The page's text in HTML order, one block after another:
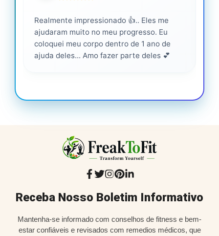
Realmente impressionado 👍.. Eles me
ajudaram muito no meu progresso. Eu
coloquei meu corpo dentro de 1 ano de
ajuda deles... Amo fazer parte deles 💕
Receba Nosso Boletim Informativo
Mantenha-se informado com conselhos de fitness e bem-
estar confiáveis e revisados com remedios médicos, que